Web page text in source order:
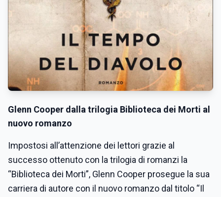
Glenn Cooper dalla trilogia Biblioteca dei Morti al
nuovo romanzo
Impostosi all’attenzione dei lettori grazie al
successo ottenuto con la trilogia di romanzi la
“Biblioteca dei Morti”, Glenn Cooper prosegue la sua
carriera di autore con il nuovo romanzo dal titolo “Il